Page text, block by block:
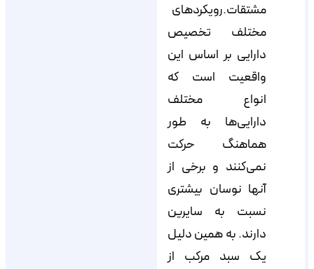
مشتقات.رویکردهای
مختلف تخصیص
دارایی بر اساس این
واقعیت است که
انواع مختلف
دارایی‌ها به طور
هماهنگ حرکت
نمی‌کنند و برخی از
آنها نوسان بیشتری
نسبت به سایرین
دارند. به همین دلیل
یک سبد مرکب از